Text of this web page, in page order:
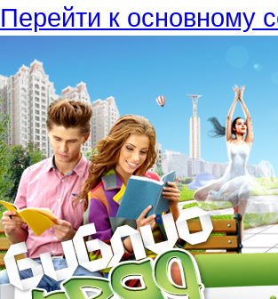
Перейти к основному